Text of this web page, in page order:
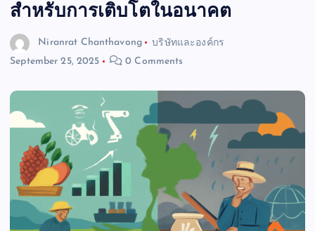
สำหรับการเติบโตในอนาคต
Niranrat Chanthavong
บริษัทและองค์กร
September 25, 2025
0 Comments